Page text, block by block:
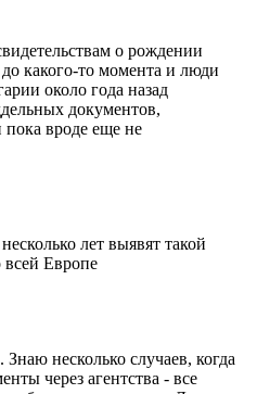
о рождении
какого-то момента и люди
около года назад
документов,
вроде еще не
лет выявят такой
всей Европе
несколько случаев, когда
через агентства - все